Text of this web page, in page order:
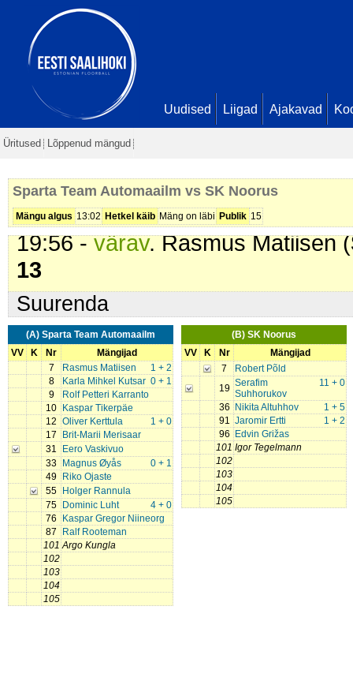
Uudised Liigad Ajakavad
Üritused Lõppenud mängud
Sparta Team Automaailm vs SK Noorus
Mängu algus 13:02 Hetkel käib Mäng on läbi Publik 15
Rasmus Matiisen. Seis
15:44 -värav
Seis4 - 11
16:07 - värav
. Serafim
17:16 -värav. Serafim
18:51 -värav. Dominic Luht (
Mihkel Kutsar. Seis5 - 13
19:56 -värav. Rasmus Matiisen (
13
Suurenda
(A) Sparta Team Automaailm
VV
K Nr
Mängijad
7
1 + 2
Rasmus Matiisen
8
0 + 1
Karla Mihkel Kutsar
9
Rolf Petteri Karranto
10
Kaspar Tikerpäe
12
1 + 0
Oliver Kerttula
17
Brit-Marii Merisaar
31
Eero Vaskivuo
33
0 + 1
Magnus Øyås
49
Riko Ojaste
55
Holger Rannula
75
4 + 0
Dominic Luht
76
Kaspar Gregor Niineorg
87
Ralf Rooteman
101 Argo Kungla
102
103
104
105
(B) SK Noorus
VV
K Nr
Mängijad
7
Robert Põld
19
11 + 0
Serafim
Suhhorukov
36
1 + 5
Nikita Altuhhov
91
1 + 2
Jaromir Ertti
96
Edvin Grižas
101 Igor Tegelmann
102
103
104
105